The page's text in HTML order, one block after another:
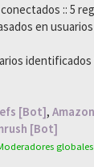
:: 5
en
[Bot],
[Bot]
globales